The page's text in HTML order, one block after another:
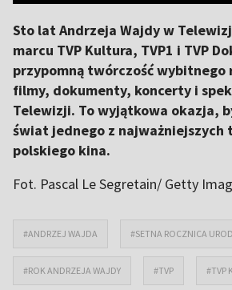
Sto lat Andrzeja Wajdy w
marcu TVP Kultura, TVP1 i TVP
przypomną twórczość wybitnego
filmy, dokumenty, koncerty i
Telewizji. To wyjątkowa okazja,
świat jednego z najważniejszych
polskiego kina.
Fot. Pascal Le Segretain/ Getty
#ANDRZEJ WAJDA #SETNA ROCZNICA
#ROK ANDRZEJA WAJDY #TVP #TVP